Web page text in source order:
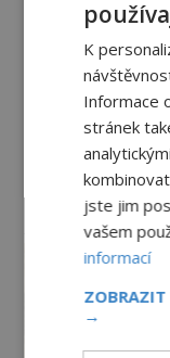
K
Informace
stránek
jste jim
vašem
informací
ZOBRAZIT
→